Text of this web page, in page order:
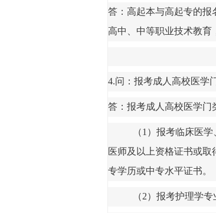
答：高起本与高起专的报
高中、中等职业技术教育
4.问：报考成人高校医学
答：报考成人高校医学门
（1）报考临床医
医师及以上资格证书或
专学历或中专水平证书。
（2） 报考护理学专